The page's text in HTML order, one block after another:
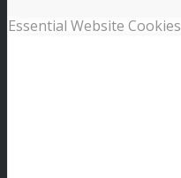
Essential Website Cookies